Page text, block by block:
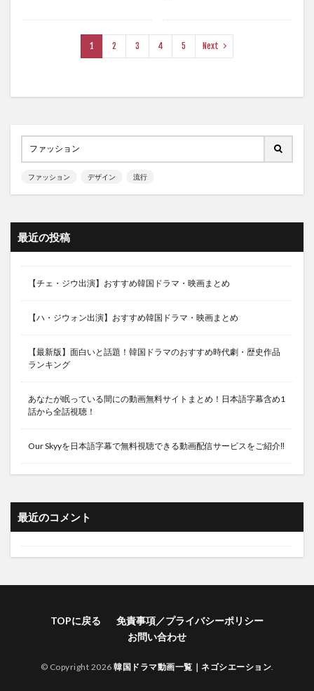
ム・ヨンエ、チョン・ミソン、キム・ボヨン、ワン・ビンナ、
チャン・グンソク、キム・ジェウォン、リュ・テジュン、イ・
韓国ドラマ、韓流ドラマ、偽りの雫、ウ・ヒジン
韓国ドラマ、韓流ドラマ、品位ある彼女、キム・ヒソン、キ
ム・ソナ、イ・ギウ、チョン・サンフン、イ・テイム
韓国ドラマ、韓流ドラマ、太陽を抱く月、キム・スヒョン、ハ
ヨ・ジング、ソン・ジェリム
韓国ドラマ、韓流ドラマ、恋のマネーゲーム、エン、ホンビ
韓国ドラマ、韓流ドラマ、春の輪舞曲（ロンド）、チョン・ユ
韓国ドラマ、韓流ドラマ、赤道の男、オム・テウン、イ・ジュ
韓国ドラマ、韓流ドラマ、２人だけのプレイバック 恋のゴール
ドメダル、イ・ソンギョン、ナム・ジュヒョク、イ・ジェユ
ン、キョン・スジン
韓国ドラマ，韓流ドラマ，デュエル〜愛しき者たち〜，チョ
ン・ジェヨン，キム・ジョンウン
韓国ドラマ，韓流ドラマ，冬のソナタ，ペ・ヨンジュン，チ
ェ・ジウ
シン・ハギュン
ェウォン
韓国ドラマ，韓流ドラマ，帰ってきて ダーリン！，
1 2 3 4 5 Next
ファッション デザイン 流行
最近の投稿
【チェ・ジウ出演】おすすめ韓国ドラマ・映画まとめ
【ハ・ジウォン出演】おすすめ韓国ドラマ・映画まとめ
【最新版】面白いと話題！韓国ドラマのおすすめ時代劇・歴史作品
ランキング
あなたが眠っている間にの動画無料サイトまとめ！日本語字幕含め1
話から全話視聴！
Our Skyyを日本語字幕で無料視聴できる動画配信サービスをご紹介‼
最近のコメント
TOPに戻る
免責事項／プライバシーポリシー
お問い合わせ
© Copyright 2026 韓国ドラマ動画一覧｜ネゴシエーション